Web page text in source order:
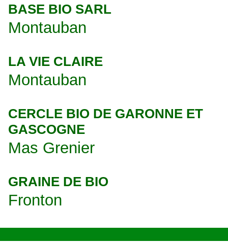
BASE BIO SARL
Montauban
LA VIE CLAIRE
Montauban
CERCLE BIO DE GARONNE ET
GASCOGNE
Mas Grenier
GRAINE DE BIO
Fronton